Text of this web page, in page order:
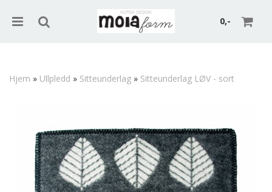
0,-
Hjem » Ullpledd » Sitteunderlag » Sitteunderlag LØV - sort
Trykk ENTER for å søke